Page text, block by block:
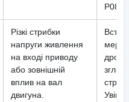
Різкі стрибки
напруги живлення
на вході приводу
або зовнішній
вплив на вал
двигуна.